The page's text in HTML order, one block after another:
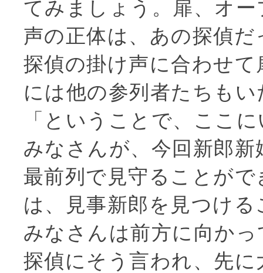
てみましょう。扉、オー
声の正体は、あの探偵だ
探偵の掛け声に合わせ
には他の参列者たちもい
「ということで、ここ
みなさんが、今回新郎
最前列で見守ることが
は、見事新郎を見つけ
みなさんは前方に向か
探偵にそう言われ、先